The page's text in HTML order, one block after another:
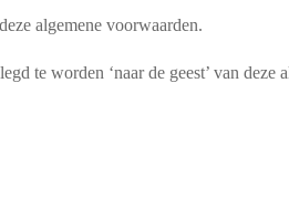
algemene voorwaarden.
te worden ‘naar de geest’ van deze